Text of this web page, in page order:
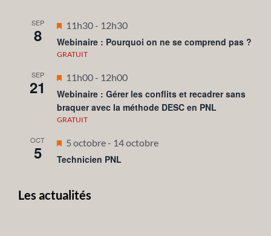
SEP
8
Mis
en
avant
11h30- 12h30
Webinaire : Pourquoi on ne se comprend pas ?
GRATUIT
SEP
21
Mis
en
avant
11h00- 12h00
Webinaire : Gérer les conflits et recadrer sans
braquer avec la méthode DESC en PNL
GRATUIT
OCT
5
Mis
en
5 octobre- 14 octobre
Technicien PNL
Les actualités